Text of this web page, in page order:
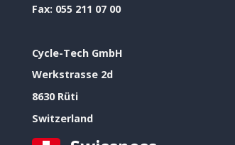
Fax: 055 211 07 00
Cycle-Tech GmbH
Werkstrasse 2d
8630 Rüti
Switzerland